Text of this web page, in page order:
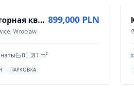
Просторная квартира с 3 комнатами, 81,15 м² в Карловице
Wrocław
899,000 PLN
0 81 m²
ПАРКОВКА